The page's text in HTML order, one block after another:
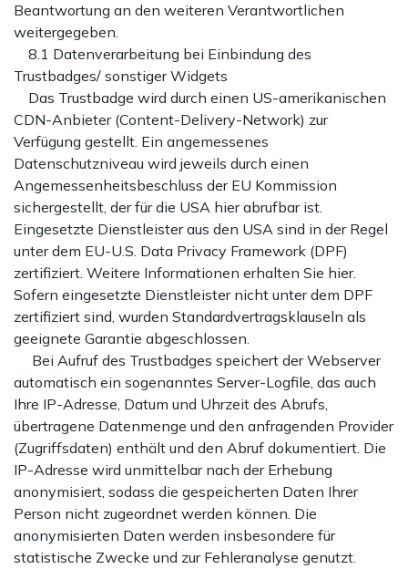
Beantwortung an den weiteren Verantwortlichen
weitergegeben.
8.1 Datenverarbeitung bei Einbindung des
Trustbadges/ sonstiger Widgets
Das Trustbadge wird durch einen US-amerikanischen
CDN-Anbieter (Content-Delivery-Network) zur
Verfügung gestellt. Ein angemessenes
Datenschutzniveau wird jeweils durch einen
Angemessenheitsbeschluss der EU Kommission
sichergestellt, der für die USA hier abrufbar ist.
Eingesetzte Dienstleister aus den USA sind in der Regel
unter dem EU-U.S. Data Privacy Framework (DPF)
zertifiziert. Weitere Informationen erhalten Sie hier.
Sofern eingesetzte Dienstleister nicht unter dem DPF
zertifiziert sind, wurden Standardvertragsklauseln als
geeignete Garantie abgeschlossen.
Bei Aufruf des Trustbadges speichert der Webserver
automatisch ein sogenanntes Server-Logfile, das auch
Ihre IP-Adresse, Datum und Uhrzeit des Abrufs,
übertragene Datenmenge und den anfragenden Provider
(Zugriffsdaten) enthält und den Abruf dokumentiert. Die
IP-Adresse wird unmittelbar nach der Erhebung
anonymisiert, sodass die gespeicherten Daten Ihrer
Person nicht zugeordnet werden können. Die
anonymisierten Daten werden insbesondere für
statistische Zwecke und zur Fehleranalyse genutzt.